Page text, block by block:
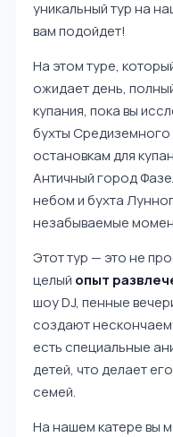
уникальный тур на
вам подойдет!
На этом туре,
ожидает день,
купания, пока вы
бухты
остановкам для
Античный город
небом и бухта
незабываемые
Этот тур — это не
целый опыт
шоу DJ, пенные
создают
есть специальные
детей, что делает
семей.
На нашем катере вы